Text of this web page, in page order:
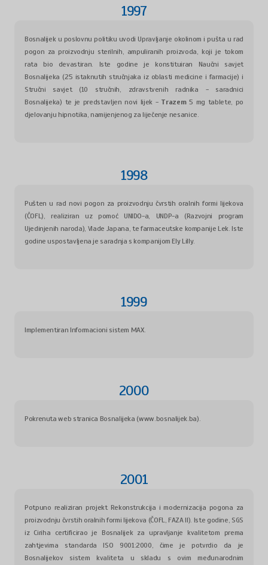
1997
Bosnalijek u poslovnu politiku uvodi Upravljanje okolinom i pušta u rad
pogon za proizvodnju sterilnih, ampuliranih proizvoda, koji je tokom
rata bio devastiran. Iste godine je konstituiran Naučni savjet
Bosnalijeka (25 istaknutih stručnjaka iz oblasti medicine i farmacije) i
Stručni savjet (10 stručnih, zdravstvenih radnika - saradnici
Bosnalijeka) te je predstavljen novi lijek - Trazem5 mg tablete, po
djelovanju hipnotika, namijenjenog za liječenje nesanice.
1998
Pušten u rad novi pogon za proizvodnju čvrstih oralnih formi lijekova
(ČOFL), realiziran uz pomoć UNIDO-a, UNDP-a (Razvojni program
Ujedinjenih naroda), Vlade Japana, te farmaceutske kompanije Lek. Iste
godine uspostavljena je saradnja s kompanijom Ely Lilly.
1999
Implementiran Informacioni sistem MAX.
2000
Pokrenuta web stranica Bosnalijeka (www.bosnalijek.ba).
2001
Potpuno realiziran projekt Rekonstrukcija i modernizacija pogona za
proizvodnju čvrstih oralnih formi lijekova (ČOFL, FAZA II). Iste godine, SGS
iz Ciriha certificirao je Bosnalijek za upravljanje kvalitetom prema
zahtjevima standarda ISO 9001:2000, čime je potvrdio da je
Bosnalijekov sistem kvaliteta u skladu s ovim međunarodnim